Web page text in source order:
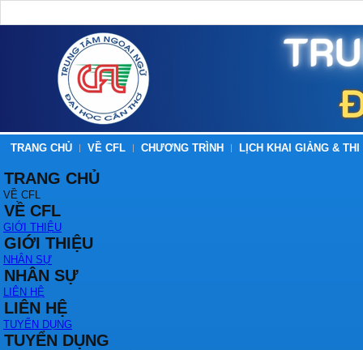
TRANG CHỦ VỀ CFL CHƯƠNG TRÌNH LỊCH KHAI GIẢNG & THI
TRANG CHỦ
VỀ CFL
VỀ CFL
GIỚI THIỆU
GIỚI THIỆU
NHÂN SỰ
NHÂN SỰ
LIÊN HỆ
LIÊN HỆ
TUYỂN DỤNG
TUYỂN DỤNG